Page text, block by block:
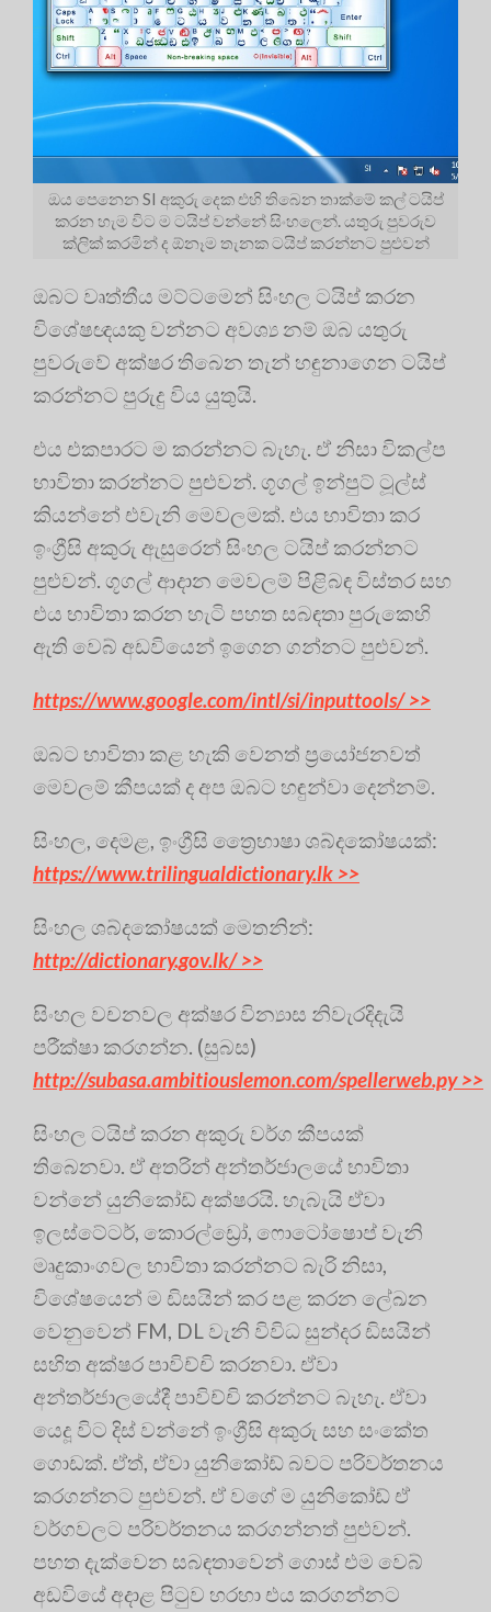
ඔය පෙනෙන SI අකුරු දෙක එහි තිබෙන තාක්මේ කල් ටයිප්
කරන හැම විට ම ටයිප් වන්නේ සිංහලෙන්. යතුරු පුවරුව
ක්ලික් කරමින් ද ඕනෑම තැනක ටයිප් කරන්නට පුළුවන්
ඔබට වෘත්තීය මට්ටමෙන් සිංහල ටයිප් කරන
විශේෂඥයකු වන්නට අවශ්‍ය නම් ඔබ යතුරු
පුවරුවේ අක්ෂර තිබෙන තැන් හඳුනාගෙන ටයිප්
කරන්නට පුරුදු විය යුතුයි.
එය එකපාරට ම කරන්නට බැහැ. ඒ නිසා විකල්ප
භාවිතා කරන්නට පුළුවන්. ගූගල් ඉන්පුට් ටූල්ස්
කියන්නේ එවැනි මෙවලමක්. එය භාවිතා කර
ඉංග්‍රීසි අකුරු ඇසුරෙන් සිංහල ටයිප් කරන්නට
පුළුවන්. ගූගල් ආදාන මෙවලම් පිළිබඳ විස්තර සහ
එය භාවිතා කරන හැටි පහත සබඳතා පුරුකෙහි
ඇති වෙබ් අඩවියෙන් ඉගෙන ගන්නට පුළුවන්.
https://www.google.com/intl/si/inputtools/ >>
ඔබට භාවිතා කළ හැකි වෙනත් ප්‍රයෝජනවත්
මෙවලම් කීපයක් ද අප ඔබට හඳුන්වා දෙන්නම්.
සිංහල, දෙමළ, ඉංග්‍රීසි ත්‍රෛභාෂා ශබ්දකෝෂයක්:
https://www.trilingualdictionary.lk >>
සිංහල ශබ්දකෝෂයක් මෙතනින්:
http://dictionary.gov.lk/ >>
සිංහල වචනවල අක්ෂර වින්‍යාස නිවැරදිදැයි
පරීක්ෂා කරගන්න. (සුබස)
http://subasa.ambitiouslemon.com/spellerweb.py >>
සිංහල ටයිප් කරන අකුරු වර්ග කීපයක්
තිබෙනවා. ඒ අතරින් අන්තර්ජාලයේ භාවිතා
වන්නේ යුනිකෝඩ් අක්ෂරයි. හැබැයි ඒවා
ඉලස්ටේටර්, කොරල්ඩ්‍රෝ, ෆොටෝෂොප් වැනි
මෘදුකාංගවල භාවිතා කරන්නට බැරි නිසා,
විශේෂයෙන් ම ඩිසයින් කර පළ කරන ලේඛන
වෙනුවෙන් FM, DL වැනි විවිධ සුන්දර ඩිසයින්
සහිත අක්ෂර පාවිච්චි කරනවා. ඒවා
අන්තර්ජාලයේදී පාවිච්චි කරන්නට බැහැ. ඒවා
යෙදූ විට දිස් වන්නේ ඉංග්‍රීසි අකුරු සහ සංකේත
ගොඩක්. ඒත්, ඒවා යුනිකෝඩ් බවට පරිවර්තනය
කරගන්නට පුළුවන්. ඒ වගේ ම යුනිකෝඩ් ඒ
වර්ගවලට පරිවර්තනය කරගන්නත් පුළුවන්.
පහත දැක්වෙන සබඳතාවෙන් ගොස් එම වෙබ්
අඩවියේ අදාළ පිටුව හරහා එය කරගන්නට